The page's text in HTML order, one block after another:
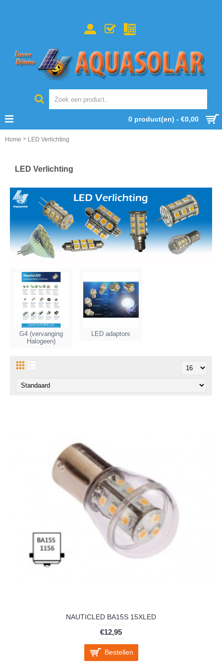
0 product(en) - €0,00
Home > LED Verlichting
LED Verlichting
G4 (vervanging
Halogeen)
LED adaptors
NAUTICLED BA15S 15XLED
€12,95
Bestellen